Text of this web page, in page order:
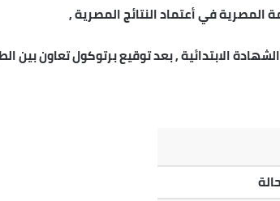
المصرية في أعتماد النتائج المصرية ,
الابتدائية , بعد توقيع برتوكول تعاون بين